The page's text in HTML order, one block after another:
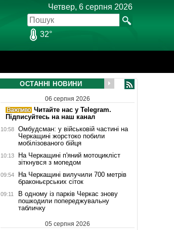
Четвер, 6 серпня 2026
32°
ОСТАННІ НОВИНИ
06 серпня 2026
Читайте нас у Telegram.
Підписуйтесь на наш канал
10:58
Омбудсман: у військовій частині на
Черкащині жорстоко побили
мобілізованого бійця
10:13
На Черкащині п'яний мотоцикліст
зіткнувся з мопедом
09:54
На Черкащині вилучили 700 метрів
браконьєрських сіток
09:11
В одному із парків Черкас знову
пошкодили попереджувальну
табличку
05 серпня 2026